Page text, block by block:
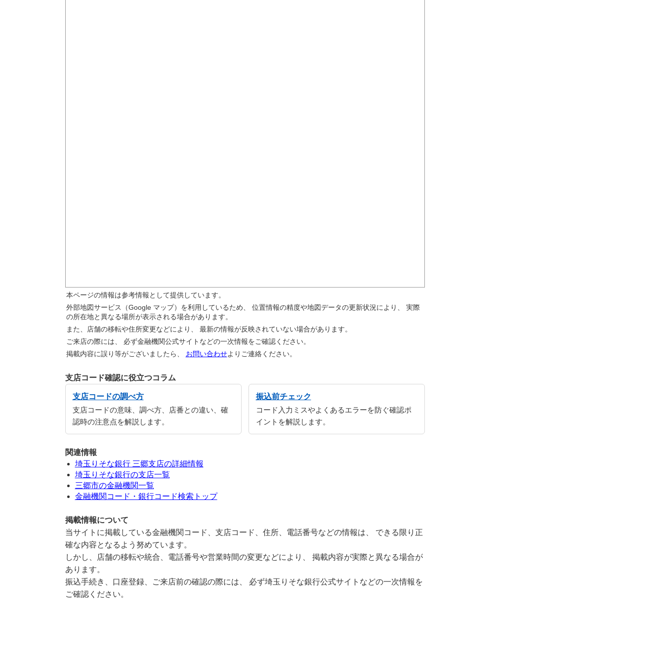
本ページの情報は参考情報として提供しています。
外部地図サービス（Google マップ）を利用しているため、 位置情報の精度や地図データの更新状況により、 実際
の所在地と異なる場所が表示される場合があります。
また、店舗の移転や住所変更などにより、 最新の情報が反映されていない場合があります。
ご来店の際には、 必ず金融機関公式サイトなどの一次情報をご確認ください。
掲載内容に誤り等がございましたら、 お問い合わせよりご連絡ください。
支店コード確認に役立つコラム
支店コードの調べ方
支店コードの意味、調べ方、店番との違い、確
認時の注意点を解説します。
振込前チェック
コード入力ミスやよくあるエラーを防ぐ確認ポ
イントを解説します。
関連情報
埼玉りそな銀行 三郷支店の詳細情報
埼玉りそな銀行の支店一覧
三郷市の金融機関一覧
金融機関コード・銀行コード検索トップ
掲載情報について
当サイトに掲載している金融機関コード、支店コード、住所、電話番号などの情報は、 できる限り正
確な内容となるよう努めています。
しかし、店舗の移転や統合、電話番号や営業時間の変更などにより、 掲載内容が実際と異なる場合が
あります。
振込手続き、口座登録、ご来店前の確認の際には、 必ず埼玉りそな銀行公式サイトなどの一次情報を
ご確認ください。